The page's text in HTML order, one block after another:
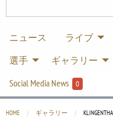
ニュース ライブ
選手
ギャラリー
Social Media News
0
HOME ギャラリー CURRENT: